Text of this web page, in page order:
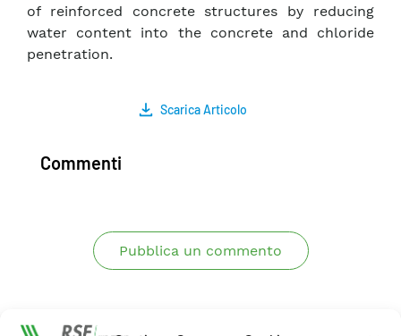
of reinforced concrete structures by reducing
water content into the concrete and chloride
penetration.
Scarica Articolo
Commenti
Pubblica un commento